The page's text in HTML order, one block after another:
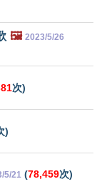
🖼️ 2023/5/26
次)
)
5/21 (78,459次)